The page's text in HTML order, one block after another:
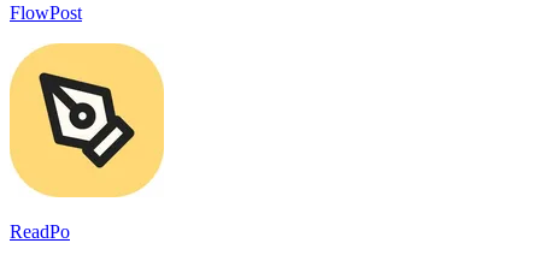
FlowPost
ReadPo